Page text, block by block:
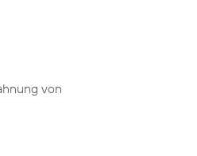
von